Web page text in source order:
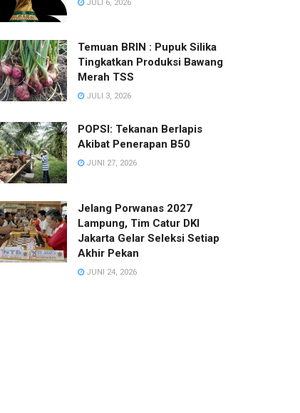
JULI 6, 2026
Temuan BRIN : Pupuk Silika
Tingkatkan Produksi Bawang
Merah TSS
JULI 3, 2026
POPSI: Tekanan Berlapis
Akibat Penerapan B50
JUNI 27, 2026
Jelang Porwanas 2027
Lampung, Tim Catur DKI
Jakarta Gelar Seleksi Setiap
Akhir Pekan
JUNI 24, 2026